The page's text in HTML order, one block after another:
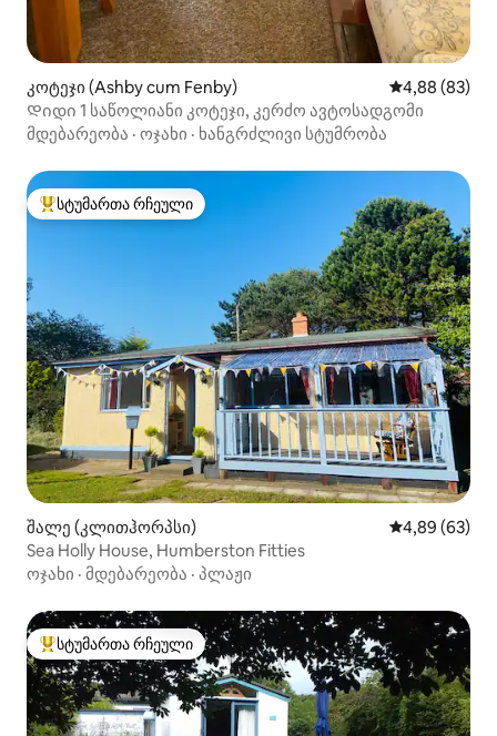
კოტეჯი (Ashby cum Fenby) საშუალო
4,88 (83)
Დიდი 1 საწოლიანი კოტეჯი, კერძო ავტოსადგომი
მდებარეობა · ოჯახი · ხანგრძლივი სტუმრობა
სტუმართა რჩეული მოწინავე ვარიანტი
სტუმართა რჩეული
შალე (კლითჰორპსი) საშუალო
4,89 (63)
Sea Holly House, Humberston Fitties
ოჯახი · მდებარეობა · პლაჟი
სტუმართა რჩეული მოწინავე ვარიანტი
სტუმართა რჩეული